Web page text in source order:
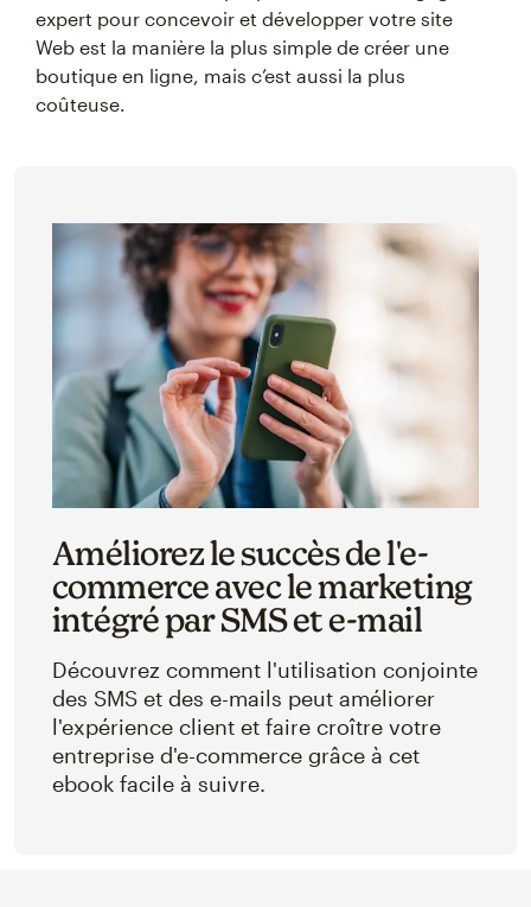
expert pour concevoir et développer votre site
Web est la manière la plus simple de créer une
boutique en ligne, mais c’est aussi la plus
coûteuse.
Améliorez le succès de l'e-
commerce avec le marketing
intégré par SMS et e-mail
Découvrez comment l'utilisation conjointe
des SMS et des e-mails peut améliorer
l'expérience client et faire croître votre
entreprise d'e-commerce grâce à cet
ebook facile à suivre.